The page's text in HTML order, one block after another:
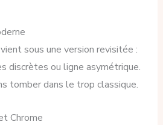
sous une version revisitée :
discrètes ou ligne asymétrique.
tomber dans le trop classique.
Chrome